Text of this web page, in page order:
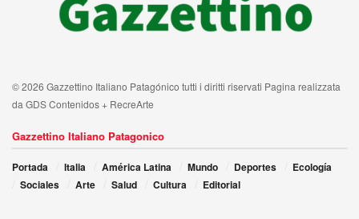
© 2026 Gazzettino Italiano Patagónico tutti i diritti riservati Pagina realizzata
da GDS Contenidos + RecreArte
Gazzettino Italiano Patagonico
Portada Italia América Latina Mundo Deportes
Ecología
Sociales
Arte Salud Cultura Editorial